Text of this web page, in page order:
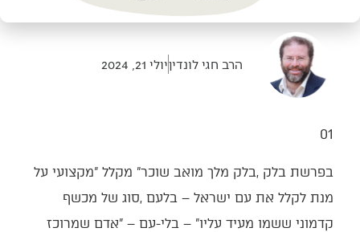
הרב חגי לונדיןיולי 21, 2024
01‭ ‬
בפרשת‭ ‬בלק‭, ‬בלק‭ ‬מלך‭ ‬מואב‭ ‬שוכר‭ ‬‮"‬מקלל‮"‬‭ ‬מקצועי‭ ‬על‭
‬קדמוני‭ ‬ששמו‭ ‬מעיד‭ ‬עליו‭ ‬‮–‬‭ ‬‮"‬בלי‭-‬עם‮"‬‭ ‬‮–‬‭ ‬אדם‭ ‬שמרוכז‭